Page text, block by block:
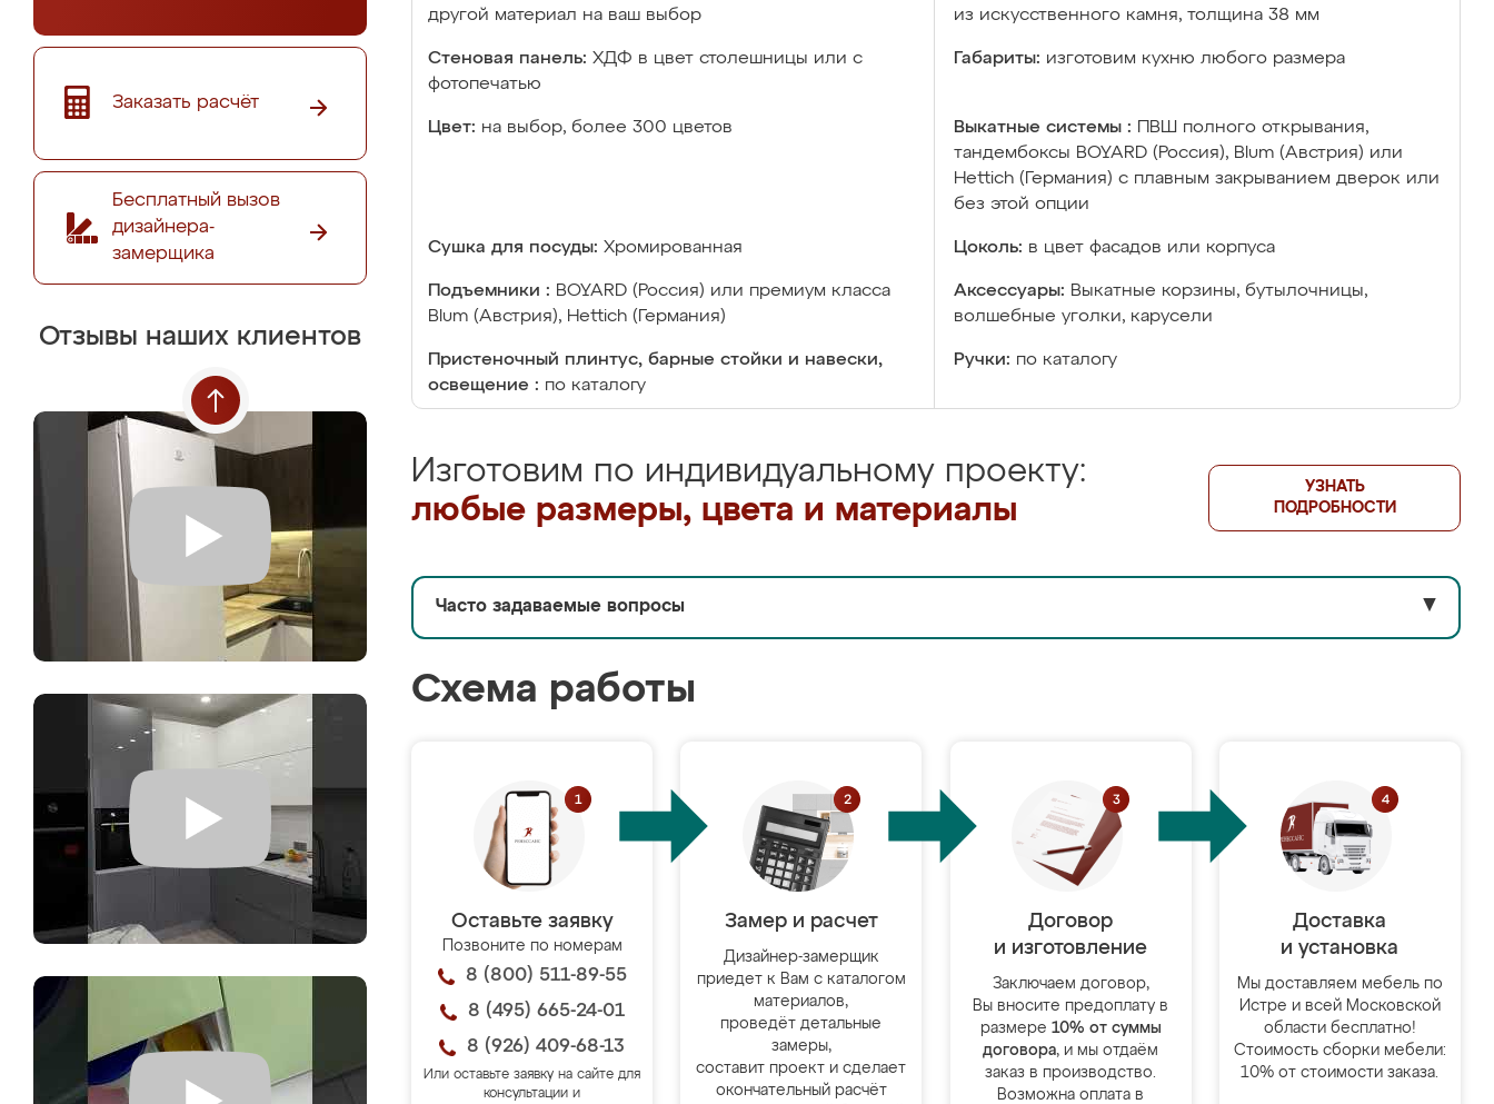
Заказать расчёт
Бесплатный вызов
дизайнера-
замерщика
Отзывы наших клиентов
другой материал на ваш выбор
из искусственного камня, толщина 38 мм
Стеновая панель: ХДФ в цвет столешницы или с
фотопечатью
Габариты: изготовим кухню любого размера
Цвет: на выбор, более 300 цветов Выкатные системы :
ПВШ полного открывания,
тандембоксы BOYARD (Россия), Blum (Австрия) или
Hettich (Германия) с плавным закрыванием дверок или
без этой опции
Сушка для посуды: Хромированная Цоколь: в цвет фасадов или корпуса
Подъемники : BOYARD (Россия) или премиум класса
Blum (Австрия), Hettich (Германия)
Аксессуары: Выкатные корзины, бутылочницы,
волшебные уголки, карусели
Пристеночный плинтус, барные стойки и навески,
освещение : по каталогу
Ручки: по каталогу
Изготовим по индивидуальному проекту:
любые размеры, цвета и материалы
УЗНАТЬ
ПОДРОБНОСТИ
Часто задаваемые вопросы ▼
Схема работы
Оставьте заявку
Позвоните по номерам
8 (800) 511-89-55
8 (495) 665-24-01
8 (926) 409-68-13
Или оставьте заявку на сайте для
консультации и
Замер и расчет
Дизайнер-замерщик
приедет к Вам с каталогом
материалов,
проведёт детальные
замеры,
составит проект и сделает
окончательный расчёт
Договор
и изготовление
Заключаем договор,
Вы вносите предоплату в
размере 10% от суммы
договора, и мы отдаём
заказ в производство.
Возможна оплата в
Доставка
и установка
Мы доставляем мебель по
Истре и всей Московской
области бесплатно!
Стоимость сборки мебели:
10% от стоимости заказа.